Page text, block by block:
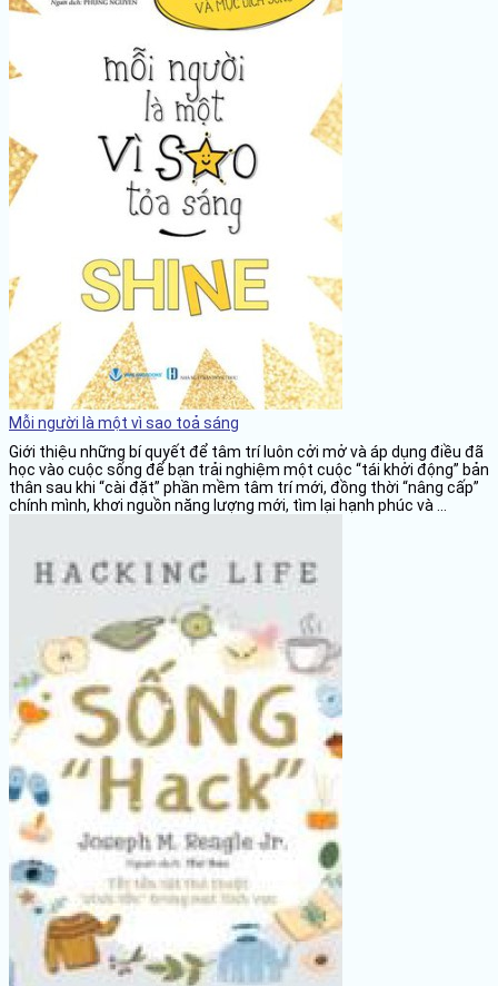
Mỗi người là một vì sao toả sáng
Giới thiệu những bí quyết để tâm trí luôn cởi mở và áp dụng điều đã
học vào cuộc sống để bạn trải nghiệm một cuộc “tái khởi động” bản
thân sau khi “cài đặt” phần mềm tâm trí mới, đồng thời “nâng cấp”
chính mình, khơi nguồn năng lượng mới, tìm lại hạnh phúc và ...